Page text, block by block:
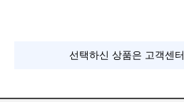
선택하신 상품은 고객센